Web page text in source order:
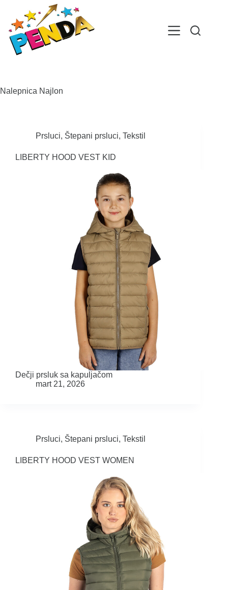
content
Nalepnica Najlon
Prsluci, Štepani prsluci, Tekstil
LIBERTY HOOD VEST KID
Dečji prsluk sa kapuljačom
mart 21, 2026
Prsluci, Štepani prsluci, Tekstil
LIBERTY HOOD VEST WOMEN